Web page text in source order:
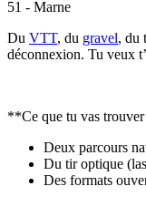
51 - Marne
Du VTT, du gravel, du
déconnexion. Tu veux
**Ce que tu vas
Deux parcours
Du tir optique
Des formats